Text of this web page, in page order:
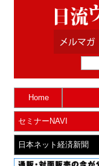
Home
セミナーNAVI
日本ネット経済新聞